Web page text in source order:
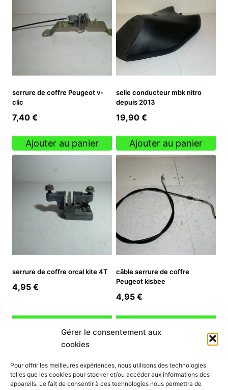
Gérer le consentement aux
cookies
Pour offrir les meilleures expériences, nous utilisons des technologies
telles que les cookies pour stocker et/ou accéder aux informations des
appareils. Le fait de consentir à ces technologies nous permettra de
serrure de coffre Peugeot v-
clic
7,40 €
Ajouter au panier
selle conducteur mbk nitro
depuis 2013
19,90 €
Ajouter au panier
serrure de coffre orcal kite 4T
4,95 €
câble serrure de coffre
Peugeot kisbee
4,95 €
INFORMATION
Mon compte